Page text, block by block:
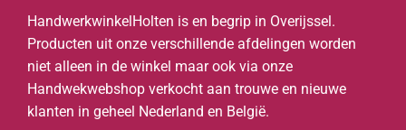
HandwerkwinkelHolten is en begrip in Overijssel.
Producten uit onze verschillende afdelingen worden
niet alleen in de winkel maar ook via onze
Handwekwebshop verkocht aan trouwe en nieuwe
klanten in geheel Nederland en België.